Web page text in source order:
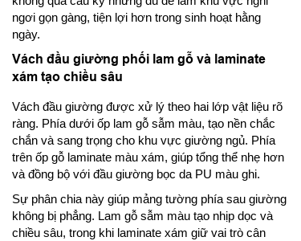
ngơi gọn gàng, tiện lợi hơn trong sinh hoạt hằng
ngày.
Vách đầu giường phối lam gỗ và laminate
xám tạo chiều sâu
Vách đầu giường được xử lý theo hai lớp vật liệu rõ
ràng. Phía dưới ốp lam gỗ sẫm màu, tạo nền chắc
chắn và sang trọng cho khu vực giường ngủ. Phía
trên ốp gỗ laminate màu xám, giúp tổng thể nhẹ hơn
và đồng bộ với đầu giường bọc da PU màu ghi.
Sự phân chia này giúp mảng tường phía sau giường
không bị phẳng. Lam gỗ sẫm màu tạo nhịp dọc và
chiều sâu, trong khi laminate xám giữ vai trò cân